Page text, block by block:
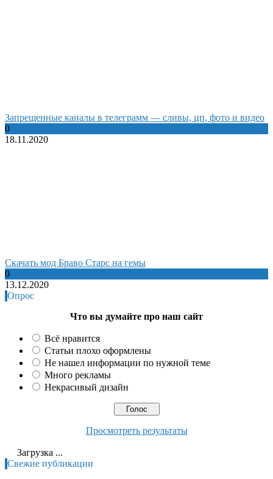
Запрещенные каналы в телеграмм — сливы, цп, фото и видео
0
18.11.2020
Cкачать мод Браво Старс на гемы
0
13.12.2020
Опрос
Что вы думайте про наш сайт
Всё нравится
Статьи плохо оформлены
Не нашел информации по нужной теме
Много рекламы
Некрасивый дизайн
Просмотреть результаты
Загрузка ...
Свежие публикации